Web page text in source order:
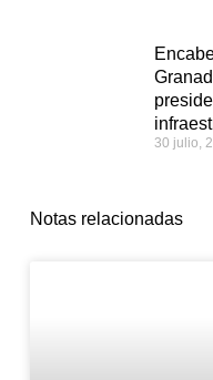
30 julio,
Notas relacionadas